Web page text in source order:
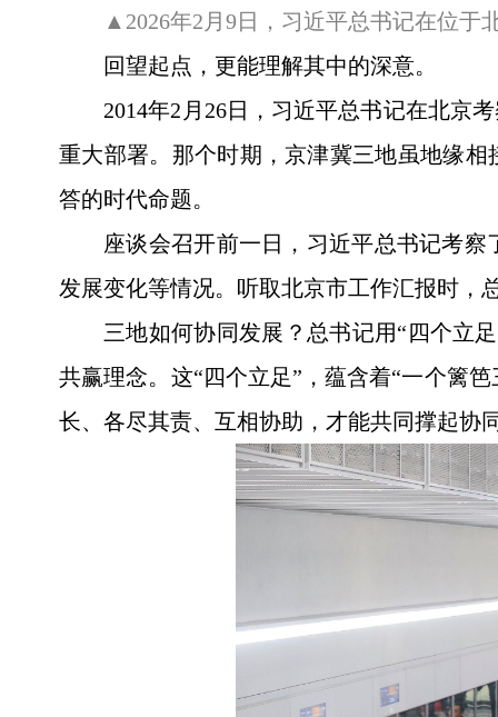
▲2026年2月9日，习近平总书记在位于
回望起点，更能理解其中的深意。
2014年2月26日，习近平总书记在北京
重大部署。那个时期，京津冀三地虽地缘
答的时代命题。
座谈会召开前一日，习近平总书记考
发展变化等情况。听取北京市工作汇报时，
三地如何协同发展？总书记用“四个立
共赢理念。这“四个立足”，蕴含着“一个篱
长、各尽其责、互相协助，才能共同撑起协